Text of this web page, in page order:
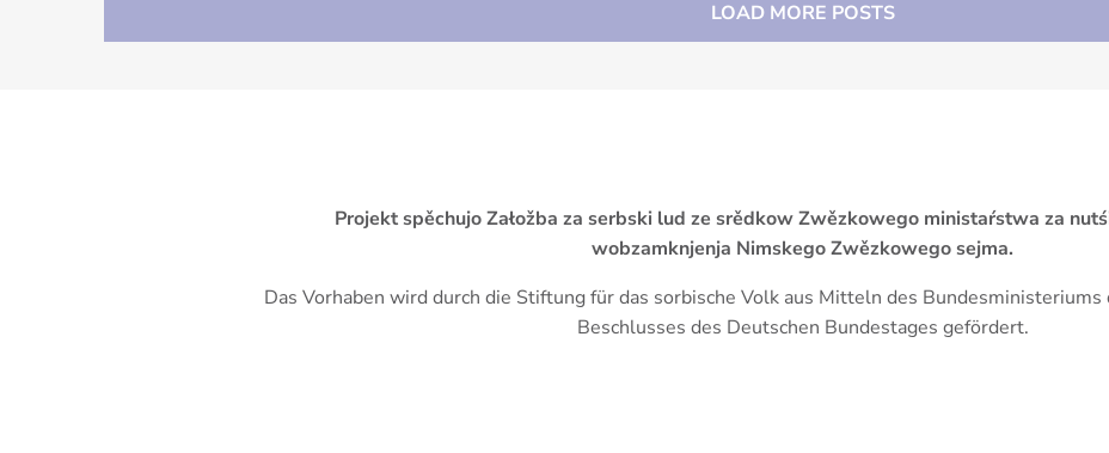
LOAD MORE POSTS
Projekt spěchujo Załožba za serbski lud ze srědkow Zwězkowego ministaŕstwa za
wobzamknjenja Nimskego Zwězkowego sejma.
Das Vorhaben wird durch die Stiftung für das sorbische Volk aus Mitteln des Bundesministeriums
Beschlusses des Deutschen Bundestages gefördert.